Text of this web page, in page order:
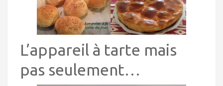
L’appareil à tarte mais
pas seulement…